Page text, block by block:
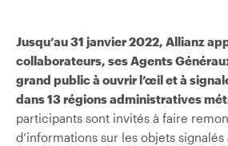
Jusqu’au 31 janvier 2022, Allianz
collaborateurs, ses Agents
grand public à ouvrir l’œil et à
dans 13 régions administratives
participants sont invités à faire
d’informations sur les objets signalés